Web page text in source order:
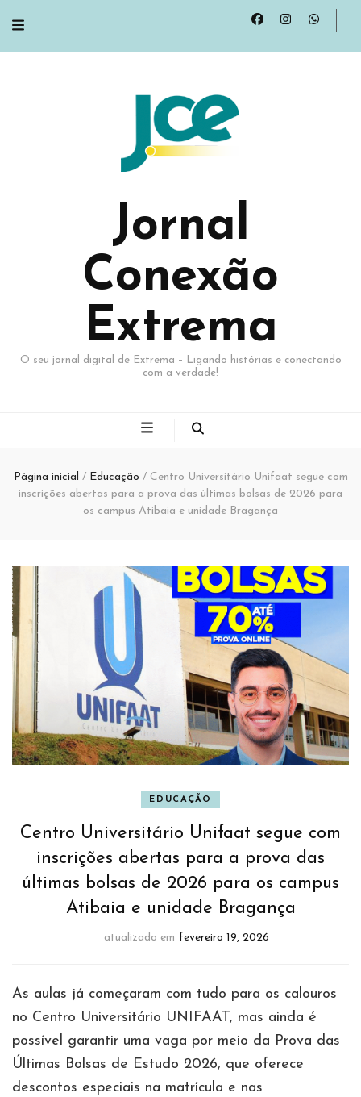
Jornal
Conexão
Extrema
O seu jornal digital de Extrema – Ligando histórias e conectando
com a verdade!
Página inicial / Educação / Centro Universitário Unifaat segue com
inscrições abertas para a prova das últimas bolsas de 2026 para
os campus Atibaia e unidade Bragança
EDUCAÇÃO
Centro Universitário Unifaat segue com
inscrições abertas para a prova das
últimas bolsas de 2026 para os campus
Atibaia e unidade Bragança
atualizado em fevereiro 19, 2026
As aulas já começaram com tudo para os calouros
no Centro Universitário UNIFAAT, mas ainda é
possível garantir uma vaga por meio da Prova das
Últimas Bolsas de Estudo 2026, que oferece
descontos especiais na matrícula e nas